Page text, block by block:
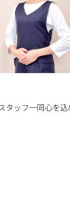
ッフ一同心を込